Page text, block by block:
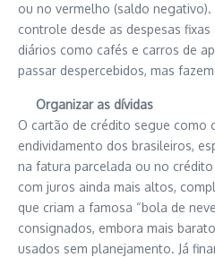
ou no vermelho (saldo negativo).
controle desde as despesas
diários como cafés e carros de
passar despercebidos, mas
Organizar as dívidas
O cartão de crédito segue como
endividamento dos brasileiros,
na fatura parcelada ou no
com juros ainda mais altos,
que criam a famosa “bola de
consignados, embora mais
usados sem planejamento. Já